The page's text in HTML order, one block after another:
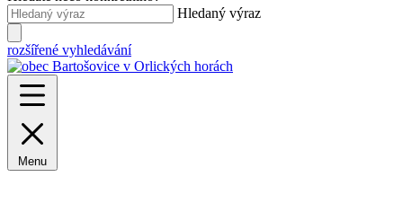
Hledaný výraz
rozšířené vyhledávání
Menu